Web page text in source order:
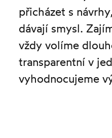
přicházet s
dávají smysl.
vždy volíme
transparentní v
vyhodnocujeme